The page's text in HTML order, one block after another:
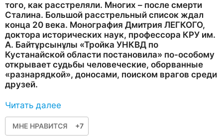
того, как расстреляли. Многих – после смерти
Сталина. Большой расстрельный список ждал
конца 20 века. Монография Дмитрия ЛЕГКОГО,
доктора исторических наук, профессора КРУ им.
А. Байтұрсынұлы «Тройка УНКВД по
Кустанайской области постановила» по-особому
открывает судьбы человеческие, оборванные
«разнарядкой», доносами, поиском врагов среди
друзей.
Читать далее
МНЕ НРАВИТСЯ +7